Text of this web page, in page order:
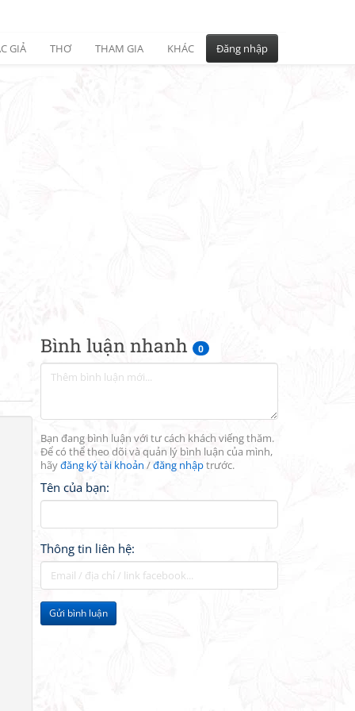
GIẢ THƠ THAM GIA KHÁC Đăng nhập
Bình luận nhanh 0
Bạn đang bình luận với tư cách khách viếng thăm.
Để có thể theo dõi và quản lý bình luận của mình,
hãyđăng ký tài khoản /đăng nhậptrước.
Tên của bạn:
Thông tin liên hệ:
Gửi bình luận